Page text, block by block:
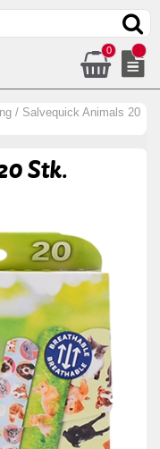
0
/ Salvequick Animals 20
Stk.